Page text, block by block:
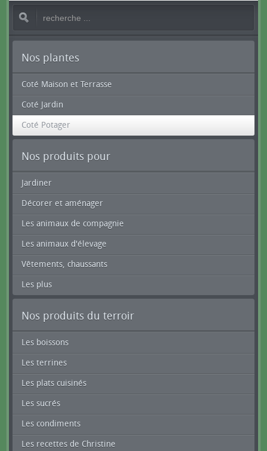
Nos plantes
Coté Maison et Terrasse
Coté Jardin
Coté Potager
Nos produits pour
Jardiner
Décorer et aménager
Les animaux de compagnie
Les animaux d'élevage
Vêtements, chaussants
Les plus
Nos produits du terroir
Les boissons
Les terrines
Les plats cuisinés
Les sucrés
Les condiments
Les recettes de Christine